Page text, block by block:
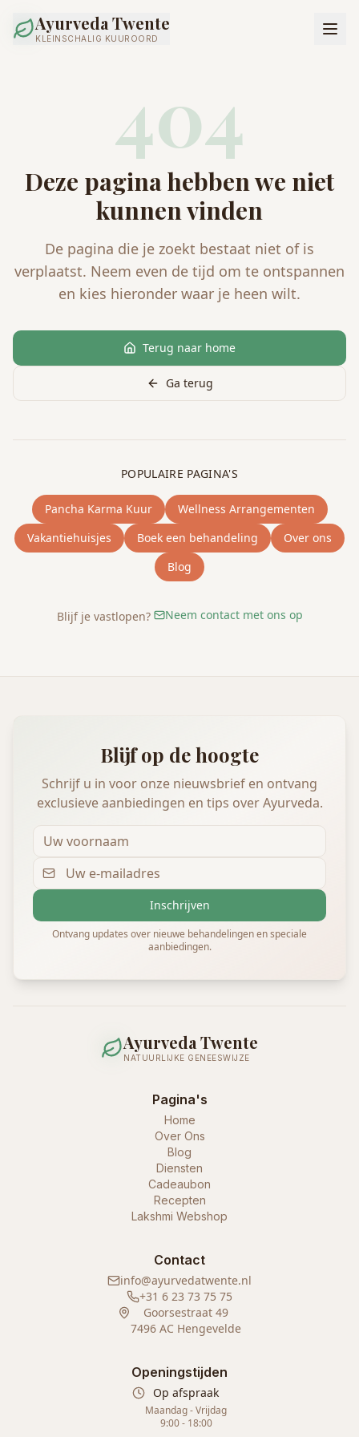
Ayurveda Twente
KLEINSCHALIG KUUROORD
404
Deze pagina hebben we niet
kunnen vinden
De pagina die je zoekt bestaat niet of is
verplaatst. Neem even de tijd om te ontspannen
en kies hieronder waar je heen wilt.
Terug naar home
Ga terug
POPULAIRE PAGINA'S
Pancha Karma Kuur
Wellness Arrangementen
Vakantiehuisjes
Boek een behandeling
Over ons
Blog
Blijf je vastlopen? Neem contact met ons op
Blijf op de hoogte
Schrijf u in voor onze nieuwsbrief en ontvang
exclusieve aanbiedingen en tips over Ayurveda.
Inschrijven
Ontvang updates over nieuwe behandelingen en speciale
aanbiedingen.
Ayurveda Twente
NATUURLIJKE GENEESWIJZE
Pagina's
Home
Over Ons
Blog
Diensten
Cadeaubon
Recepten
Lakshmi Webshop
Contact
info@ayurvedatwente.nl
+31 6 23 73 75 75
Goorsestraat 49
7496 AC Hengevelde
Openingstijden
Op afspraak
Maandag - Vrijdag
9:00 - 18:00